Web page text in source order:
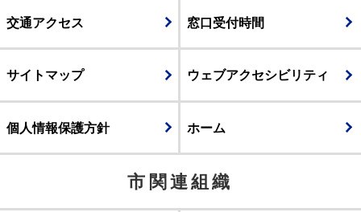
交通アクセス 窓口受付時間
サイトマップ ウェブアクセシビリティ
個人情報保護方針 ホーム
市関連組織